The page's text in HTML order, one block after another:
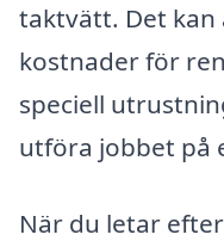
taktvätt. Det kan
kostnader för
speciell
utföra jobbet på
När du letar